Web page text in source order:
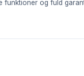
funktioner og fuld